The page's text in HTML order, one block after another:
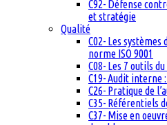
C92- Défense
et stratégie
Qualité
C02- Les
norme ISO 9001
C08- Les 7 outils
C19- Audit
C26- Pratique de
C35- Référentiels
C37- Mise en